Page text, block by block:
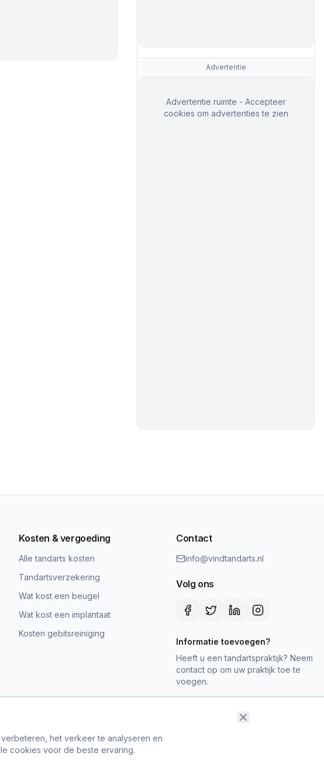
Advertentie
Advertentie ruimte - Accepteer
cookies om advertenties te zien
Kosten & vergoeding
Alle tandarts kosten
Tandartsverzekering
Wat kost een beugel
Wat kost een implantaat
Kosten gebitsreiniging
Contact
info@vindtandarts.nl
Volg ons
Informatie toevoegen?
Heeft u een tandartspraktijk? Neem
contact op om uw praktijk toe te
voegen.
het verkeer te analyseren en
cookies voor de beste ervaring.